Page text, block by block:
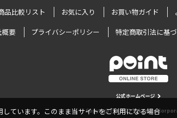
品比較リスト お気に入り お買い物ガイド
概要 プライバシーポリシー 特定商取引法に基
公式ホームページ
Copyright © 2022 Takamiya
ています。このまま当サイトをご利用になる場合